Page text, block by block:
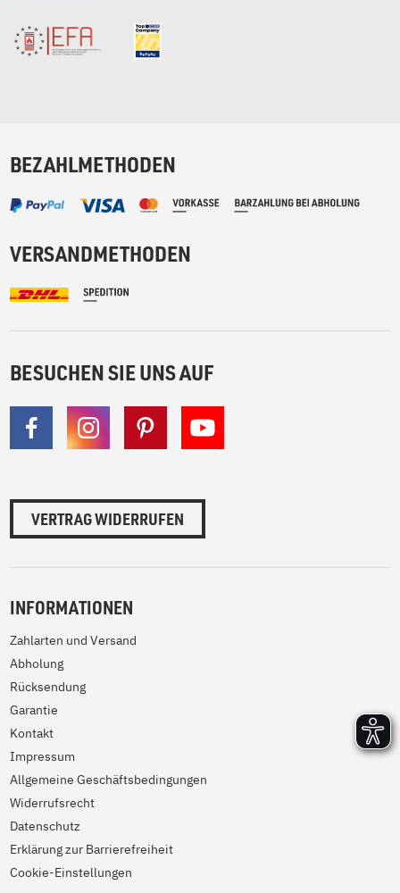
BEZAHLMETHODEN
VERSANDMETHODEN
BESUCHEN SIE UNS AUF
VERTRAG WIDERRUFEN
INFORMATIONEN
Zahlarten und Versand
Abholung
Rücksendung
Garantie
Kontakt
Impressum
Allgemeine Geschäftsbedingungen
Widerrufsrecht
Datenschutz
Erklärung zur Barrierefreiheit
Cookie-Einstellungen